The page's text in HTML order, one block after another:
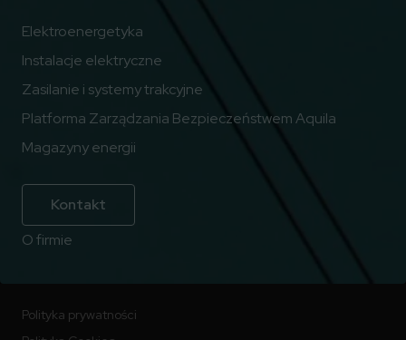
Elektroenergetyka
Instalacje elektryczne
Zasilanie i systemy trakcyjne
Platforma Zarządzania Bezpieczeństwem Aquila
Magazyny energii
Kontakt
O firmie
Polityka prywatności